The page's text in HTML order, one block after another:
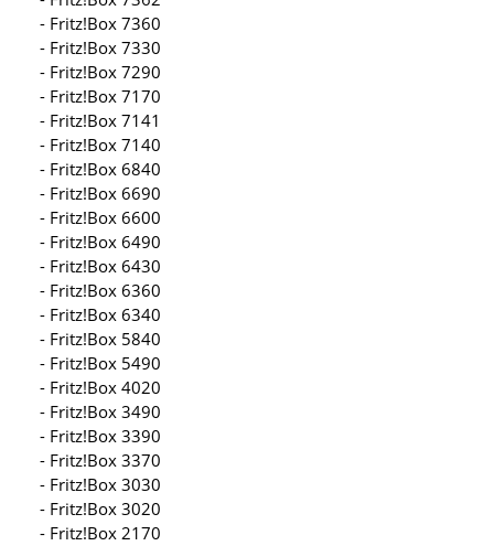
- Fritz!Box 7360
- Fritz!Box 7330
- Fritz!Box 7290
- Fritz!Box 7170
- Fritz!Box 7141
- Fritz!Box 7140
- Fritz!Box 6840
- Fritz!Box 6690
- Fritz!Box 6600
- Fritz!Box 6490
- Fritz!Box 6430
- Fritz!Box 6360
- Fritz!Box 6340
- Fritz!Box 5840
- Fritz!Box 5490
- Fritz!Box 4020
- Fritz!Box 3490
- Fritz!Box 3390
- Fritz!Box 3370
- Fritz!Box 3030
- Fritz!Box 3020
- Fritz!Box 2170